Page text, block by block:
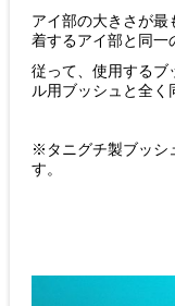
アイ部の大きさが最
着するアイ部と同一
従って、使用するブ
ル用ブッシュと全く
※タニグチ製ブッシ
す。